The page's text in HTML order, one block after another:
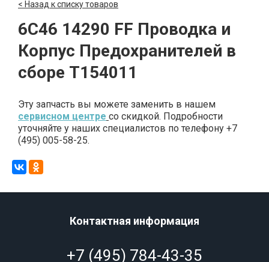
< Назад к списку товаров
6C46 14290 FF Проводка и
Корпус Предохранителей в
сборе T154011
Эту запчасть вы можете заменить в нашем
сервисном центре со скидкой. Подробности
уточняйте у наших специалистов по телефону +7
(495) 005-58-25.
Контактная информация
+7 (495) 784-43-35